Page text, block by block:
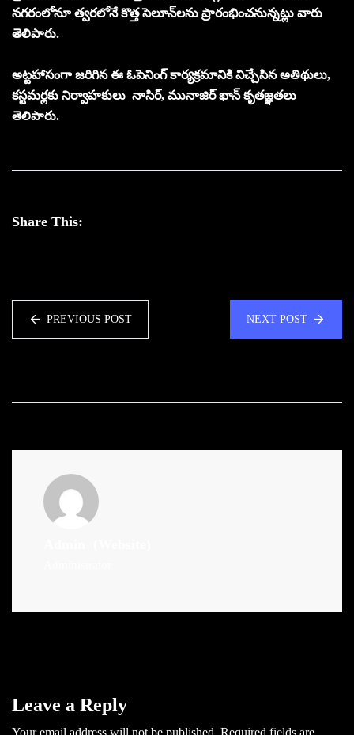
నగరంలోనూ త్వరలోనే కొత్త సెలూన్‌లను ప్రారంభించనున్నట్లు వారు
తెలిపారు.
అట్టహాసంగా జరిగిన ఈ ఓపెనింగ్ కార్యక్రమానికి విచ్చేసిన అతిథులు,
కస్టమర్లకు నిర్వాహకులు నాసిర్, మునాజిర్ ఖాన్ కృతజ్ఞతలు
తెలిపారు.
Share This:
PREVIOUS POST NEXT POST
Leave a Reply
Your email address will not be published. Required fields are